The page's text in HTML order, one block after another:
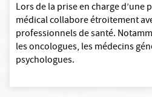
Lors de la prise en charge d’une
médical collabore étroitement
professionnels de santé.
les oncologues, les médecins
psychologues.